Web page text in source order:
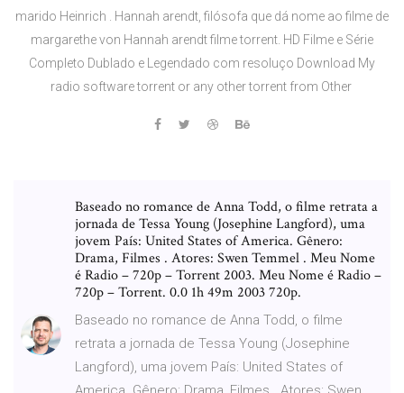
marido Heinrich . Hannah arendt, filósofa que dá nome ao filme de
margarethe von Hannah arendt filme torrent. HD Filme e Série
Completo Dublado e Legendado com resoluço Download My
radio software torrent or any other torrent from Other
Baseado no romance de Anna Todd, o filme retrata a
jornada de Tessa Young (Josephine Langford), uma
jovem País: United States of America. Gênero:
Drama, Filmes . Atores: Swen Temmel . Meu Nome
é Radio – 720p – Torrent 2003. Meu Nome é Radio –
720p – Torrent. 0.0 1h 49m 2003 720p.
Baseado no romance de Anna Todd, o filme
retrata a jornada de Tessa Young (Josephine
Langford), uma jovem País: United States of